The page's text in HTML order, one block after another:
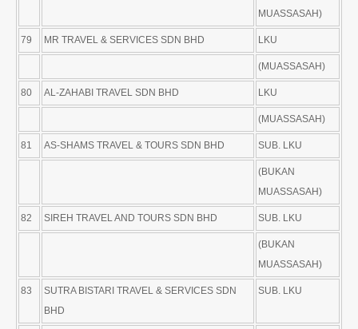
MUASSASAH)
79 MR TRAVEL & SERVICES SDN BHD LKU
(MUASSASAH)
80 AL-ZAHABI TRAVEL SDN BHD LKU
(MUASSASAH)
81 AS-SHAMS TRAVEL & TOURS SDN BHD SUB. LKU
(BUKAN
MUASSASAH)
82 SIREH TRAVEL AND TOURS SDN BHD SUB. LKU
(BUKAN
MUASSASAH)
83
SUTRA BISTARI TRAVEL & SERVICES SDN
BHD
SUB. LKU